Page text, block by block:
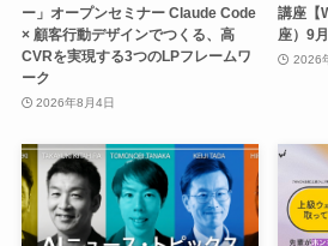
ー」オープンセミナー Claude Code
× 顧客行動デザインでつくる、高
CVRを実現する3つのLPフレームワ
ーク
2026年8月4日
講座【
座）9
2026